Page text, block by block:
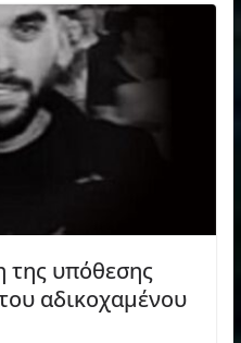
της υπόθεσης
αδικοχαμένου